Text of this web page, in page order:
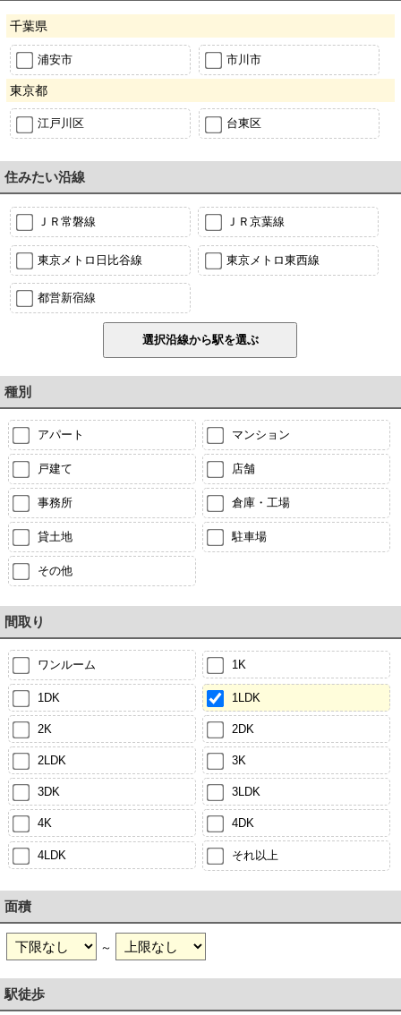
千葉県
浦安市 市川市
東京都
江戸川区 台東区
住みたい沿線
ＪＲ常磐線 ＪＲ京葉線
東京メトロ日比谷線 東京メトロ東西線
都営新宿線
種別
アパート マンション
戸建て 店舗
事務所 倉庫・工場
貸土地 駐車場
その他
間取り
ワンルーム 1K
1DK 1LDK
2K 2DK
2LDK 3K
3DK 3LDK
4K 4DK
4LDK それ以上
面積
～
駅徒歩